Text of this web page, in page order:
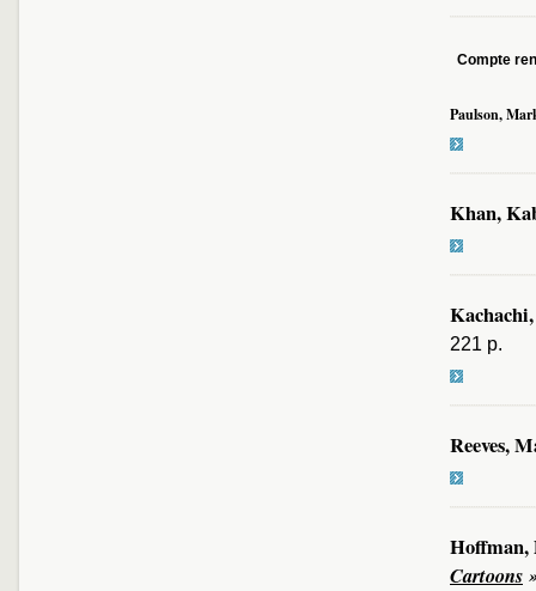
Compte
Paulson,
Khan,
221 p.
Reeves,
Hoffman,
Cartoons